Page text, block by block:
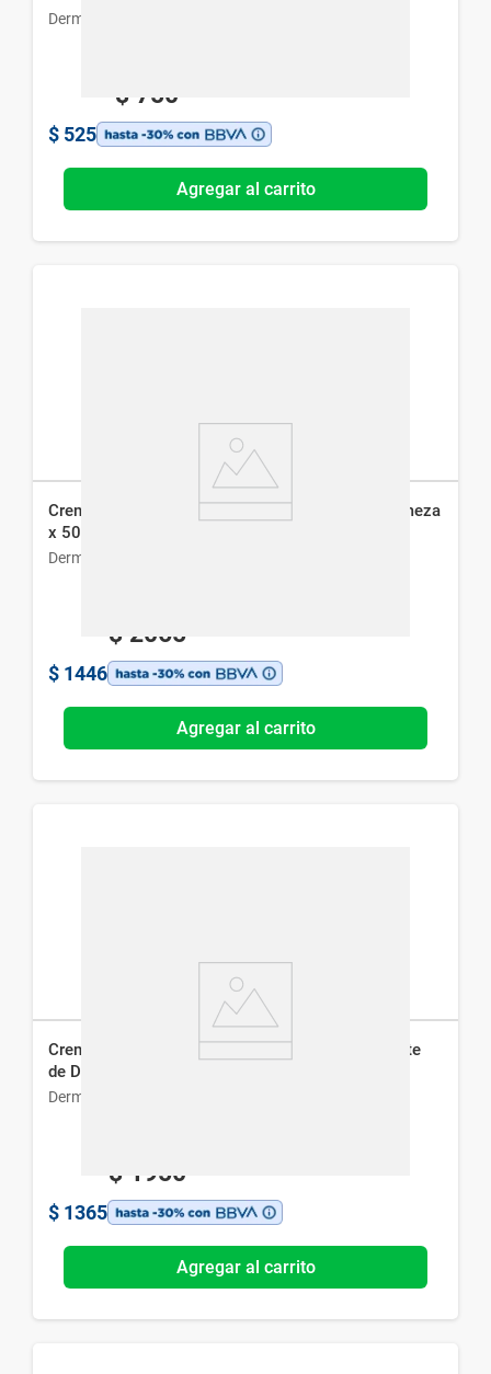
Dermaglós
$ 750
$ 525
Agregar al carrito
Crema Dermaglós Hidratante de Noche Ultra Firmeza
x 50 g
Dermaglós
$ 2065
$ 1446
Agregar al carrito
Crema Facial Dermaglós Ultra Volumen Hidratante
de Día Fps 30 x 50 g
Dermaglós
$ 1950
$ 1365
Agregar al carrito